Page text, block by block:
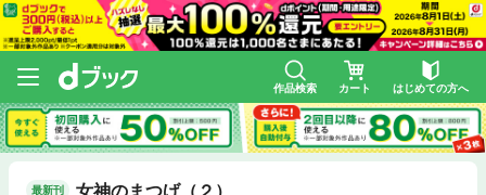
作品検索 カート はじめての方へ
最新刊